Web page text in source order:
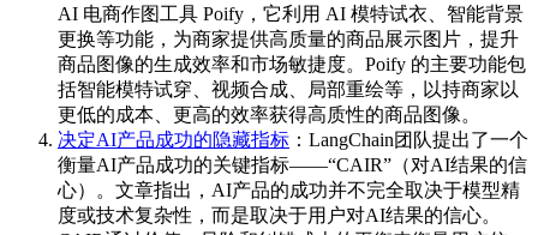
AI 电商作图工具 Poify，它利用 AI 模特试衣、智能背景
更换等功能，为商家提供高质量的商品展示图片，提升
商品图像的生成效率和市场敏捷度。Poify 的主要功能包
括智能模特试穿、视频合成、局部重绘等，以持商家以
更低的成本、更高的效率获得高质性的商品图像。
决定AI产品成功的隐藏指标 ：LangChain团队提出了一个
衡量AI产品成功的关键指标——“CAIR”（对AI结果的信
心）。文章指出，AI产品的成功并不完全取决于模型精
度或技术复杂性，而是取决于用户对AI结果的信心。